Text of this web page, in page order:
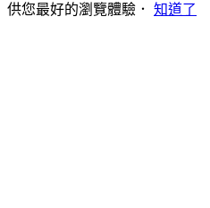
供您最好的瀏覽體驗． 知道了